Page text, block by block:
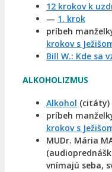
12 krokov k
— 1. krok
príbeh
krokov s
Bill W.: Kde sa
ALKOHOLIZMUS
Alkohol (citáty)
príbeh
krokov s
MUDr. Mária
vnímajú seba,